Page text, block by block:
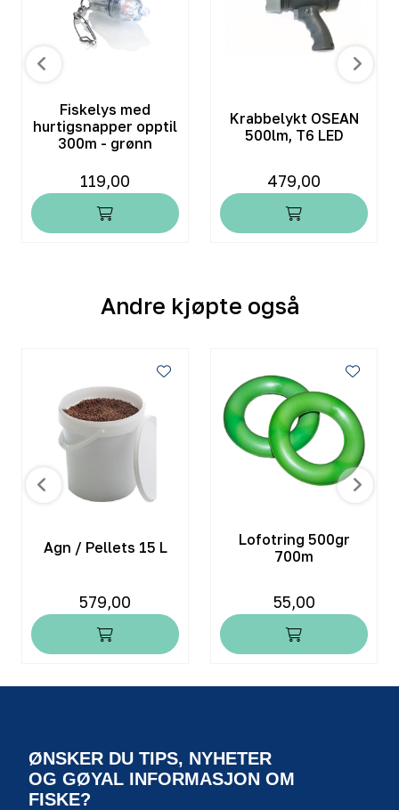
Fiskelys med
hurtigsnapper opptil
300m - grønn
119,00
Krabbelykt OSEAN
500lm, T6 LED
479,00
Andre kjøpte også
Agn / Pellets 15 L
579,00
Lofotring 500gr
700m
55,00
ØNSKER DU TIPS, NYHETER
OG GØYAL INFORMASJON OM
FISKE?